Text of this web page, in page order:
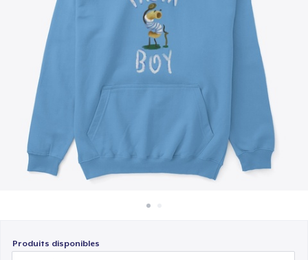
Vendez partout
Vendre n'importe quoi
Produits disponibles